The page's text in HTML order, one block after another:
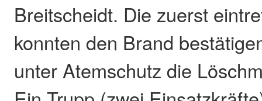
Breitscheidt. Die zuerst
konnten den Brand
unter Atemschutz die